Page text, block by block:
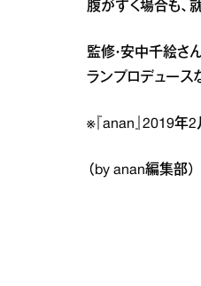
腹がすく場合も、
監修・安中千絵さ
ランプロデュース
※『anan』2019年
（by anan編集部）